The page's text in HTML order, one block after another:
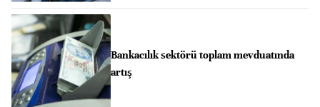
Bankacılık sektörü toplam mevduatında
artış